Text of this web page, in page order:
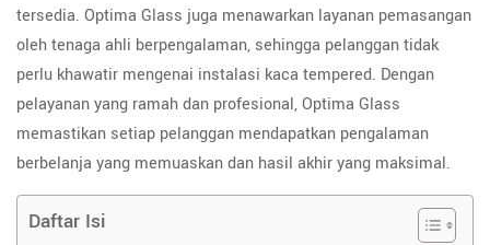
tersedia. Optima Glass juga menawarkan layanan pemasangan
oleh tenaga ahli berpengalaman, sehingga pelanggan tidak
perlu khawatir mengenai instalasi kaca tempered. Dengan
pelayanan yang ramah dan profesional, Optima Glass
memastikan setiap pelanggan mendapatkan pengalaman
berbelanja yang memuaskan dan hasil akhir yang maksimal.
Daftar Isi